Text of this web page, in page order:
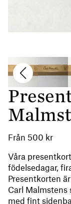
Från 500 kr
Våra
födelsedagar,
Presentkorten
Carl Malmstens
med fint